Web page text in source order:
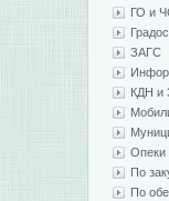
ГО и
ЗАГС
КДН и
Опеки
По
По